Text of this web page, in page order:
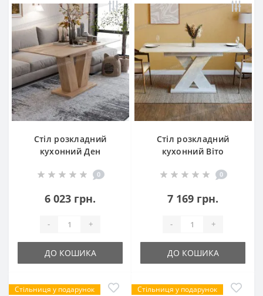
Стіл розкладний
кухонний Ден
0
6 023 грн.
- +
ДО КОШИКА
Стіл розкладний
кухонний Віто
0
7 169 грн.
- +
ДО КОШИКА
Стільниця у подарунок Стільниця у подарунок